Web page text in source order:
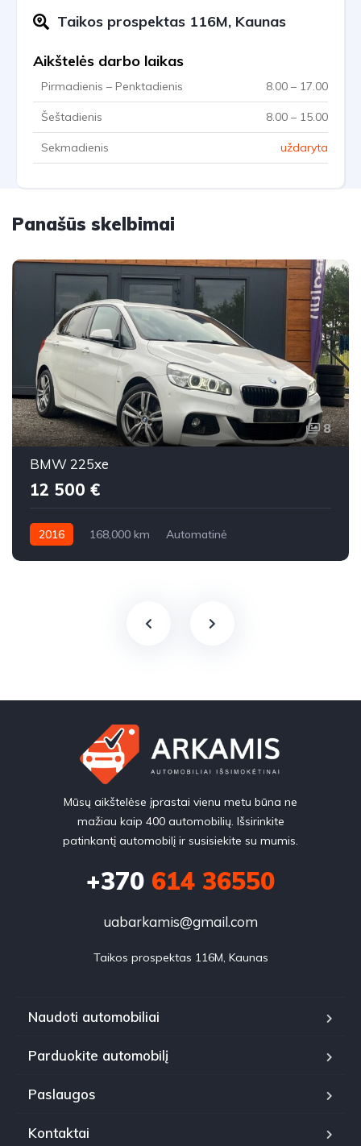
Taikos prospektas 116M, Kaunas
Aikštelės darbo laikas
Pirmadienis – Penktadienis 8.00 – 17.00
Šeštadienis 8.00 – 15.00
Sekmadienis uždaryta
Panašūs skelbimai
8
BMW 225xe
12 500 €
2016 168,000 km
Automatinė
Mūsų aikštelėse įprastai vienu metu būna ne
mažiau kaip 400 automobilių. Išsirinkite
patinkantį automobilį ir susisiekite su mumis.
+370 614 36550
uabarkamis@gmail.com
Taikos prospektas 116M, Kaunas
Naudoti automobiliai
Parduokite automobilį
Paslaugos
Kontaktai